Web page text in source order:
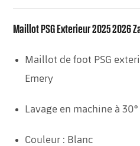
Maillot PSG Exterieur 2025 2026
Maillot de foot PSG
Emery
Lavage en machine à 30°
Couleur : Blanc